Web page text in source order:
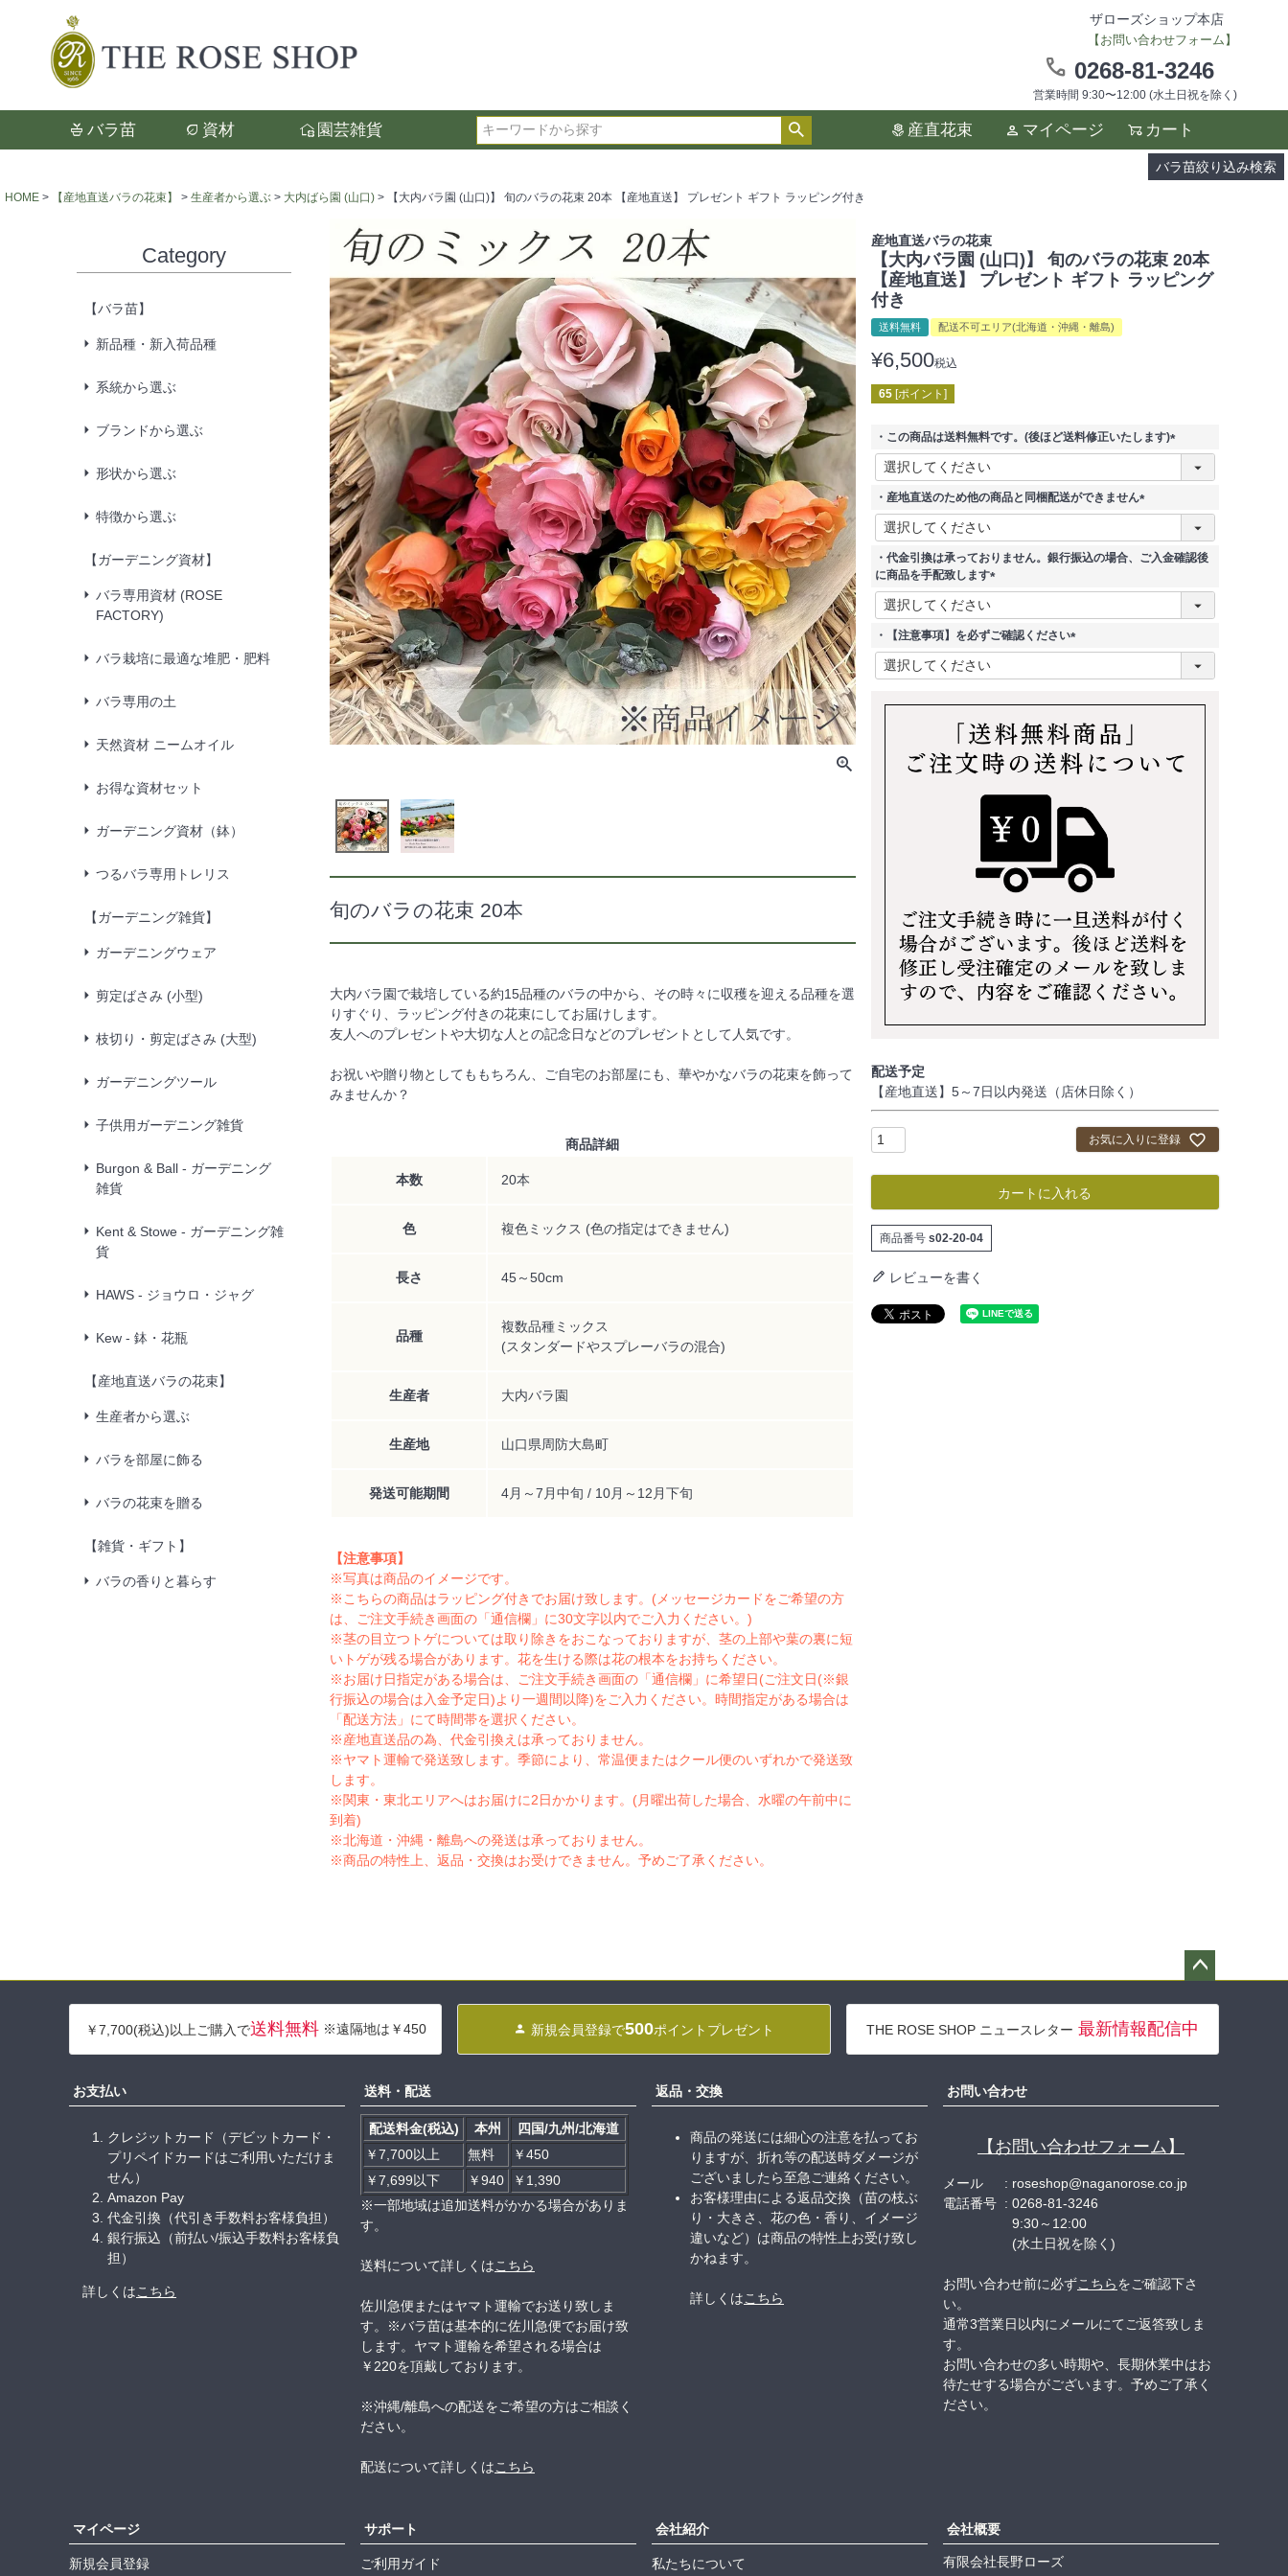
ザローズショップ本店
【お問い合わせフォーム】
0268-81-3246
営業時間 9:30〜12:00 (水土日祝を除く)
バラ苗 資材 園芸雑貨
検索 産直花束 マイページ カート
バラ苗絞り込み検索
検索
選択した項目全てに該当する品種のみ検索結果に表示されます。
タイプ、カラー、ブランドなどは1つずつ選択してください。
HOME 【産地直送バラの花束】 生産者から選ぶ 大内ばら園 (山口) 【大内バラ園 (山口)】 旬のバラの花束 20本 【産地直送】 プレゼント ギフト ラッピング付き
Category
【バラ苗】
新品種・新入荷品種
系統から選ぶ
ブランドから選ぶ
形状から選ぶ
特徴から選ぶ
【ガーデニング資材】
バラ専用資材 (ROSE
FACTORY)
バラ栽培に最適な堆肥・肥料
バラ専用の土
天然資材 ニームオイル
お得な資材セット
ガーデニング資材（鉢）
つるバラ専用トレリス
【ガーデニング雑貨】
ガーデニングウェア
剪定ばさみ (小型)
枝切り・剪定ばさみ (大型)
ガーデニングツール
子供用ガーデニング雑貨
Burgon & Ball - ガーデニング
雑貨
Kent & Stowe - ガーデニング雑
貨
HAWS - ジョウロ・ジャグ
Kew - 鉢・花瓶
【産地直送バラの花束】
生産者から選ぶ
バラを部屋に飾る
バラの花束を贈る
【雑貨・ギフト】
バラの香りと暮らす
旬のバラの花束 20本
大内バラ園で栽培している約15品種のバラの中から、その時々に収穫を迎える品種を選
りすぐり、ラッピング付きの花束にしてお届けします。
友人へのプレゼントや大切な人との記念日などのプレゼントとして人気です。
お祝いや贈り物としてももちろん、ご自宅のお部屋にも、華やかなバラの花束を飾って
みませんか？
商品詳細
本数 20本
色 複色ミックス (色の指定はできません)
長さ 45～50cm
品種
複数品種ミックス
(スタンダードやスプレーバラの混合)
生産者 大内バラ園
生産地 山口県周防大島町
発送可能期間 4月～7月中旬 / 10月～12月下旬
【注意事項】
※写真は商品のイメージです。
※こちらの商品はラッピング付きでお届け致します。(メッセージカードをご希望の方
は、ご注文手続き画面の「通信欄」に30文字以内でご入力ください。)
※茎の目立つトゲについては取り除きをおこなっておりますが、茎の上部や葉の裏に短
いトゲが残る場合があります。花を生ける際は花の根本をお持ちください。
※お届け日指定がある場合は、ご注文手続き画面の「通信欄」に希望日(ご注文日(※銀
行振込の場合は入金予定日)より一週間以降)をご入力ください。時間指定がある場合は
「配送方法」にて時間帯を選択ください。
※産地直送品の為、代金引換えは承っておりません。
※ヤマト運輸で発送致します。季節により、常温便またはクール便のいずれかで発送致
します。
※関東・東北エリアへはお届けに2日かかります。(月曜出荷した場合、水曜の午前中に
到着)
※北海道・沖縄・離島への発送は承っておりません。
※商品の特性上、返品・交換はお受けできません。予めご了承ください。
産地直送バラの花束
【大内バラ園 (山口)】 旬のバラの花束 20本
【産地直送】 プレゼント ギフト ラッピング
付き
送料無料 配送不可エリア(北海道・沖縄・離島)
¥6,500税込
65 [ポイント]
・この商品は送料無料です。(後ほど送料修正いたします)
(
・産地直送のため他の商品と同梱配送ができません
(
須
・代金引換は承っておりません。銀行振込の場合、ご入金確認後
に商品を手配致します
(
須
・【注意事項】を必ずご確認ください
(
)
配送予定
【産地直送】5～7日以内発送（店休日除く）
お気に入りに登録
カートに入れる
商品番号 s02-20-04
レビューを書く
ップ
へ
￥7,700(税込)以上ご購入で送料無料※遠隔地は￥450 新規会員登録で500ポイントプレゼント THE ROSE SHOP ニュースレター 最新情報配信中
お支払い
クレジットカード（デビットカード・
プリペイドカードはご利用いただけま
せん）
Amazon Pay
代金引換（代引き手数料お客様負担）
銀行振込（前払い/振込手数料お客様負
担）
詳しくはこちら
送料・配送
配送料金(税込) 本州
四国/九州/北海道
￥7,700以上
無料
￥450
￥7,699以下
￥940
￥1,390
※一部地域は追加送料がかかる場合がありま
す。
送料について詳しくはこちら
佐川急便またはヤマト運輸でお送り致しま
す。※バラ苗は基本的に佐川急便でお届け致
します。ヤマト運輸を希望される場合は
￥220を頂戴しております。
※沖縄/離島への配送をご希望の方はご相談く
ださい。
配送について詳しくはこちら
返品・交換
商品の発送には細心の注意を払ってお
りますが、折れ等の配送時ダメージが
ございましたら至急ご連絡ください。
お客様理由による返品交換（苗の枝ぶ
り・大きさ、花の色・香り、イメージ
違いなど）は商品の特性上お受け致し
かねます。
詳しくはこちら
お問い合わせ
【お問い合わせフォーム】
メール
roseshop@naganorose.co.jp
電話番号
0268-81-3246
9:30～12:00
(水土日祝を除く)
お問い合わせ前に必ずこちらをご確認下さ
い。
通常3営業日以内にメールにてご返答致しま
す。
お問い合わせの多い時期や、長期休業中はお
待たせする場合がございます。予めご了承く
ださい。
マイページ
新規会員登録
サポート
ご利用ガイド
会社紹介
私たちについて
会社概要
有限会社長野ローズ